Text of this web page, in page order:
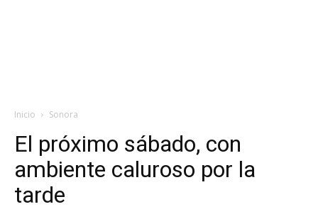
Inicio Sonora
El próximo sábado, con
ambiente caluroso por la
tarde